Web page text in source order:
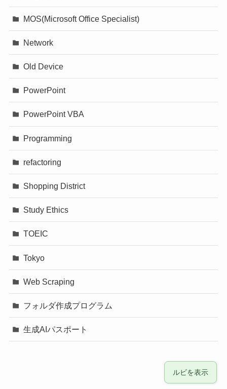
MOS(Microsoft Office Specialist)
Network
Old Device
PowerPoint
PowerPoint VBA
Programming
refactoring
Shopping District
Study Ethics
TOEIC
Tokyo
Web Scraping
フォルダ作成プログラム
生成AIパスポート
ルビを表示